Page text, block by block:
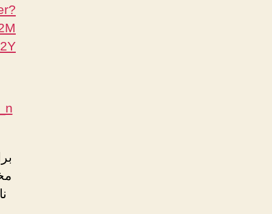
2Y=